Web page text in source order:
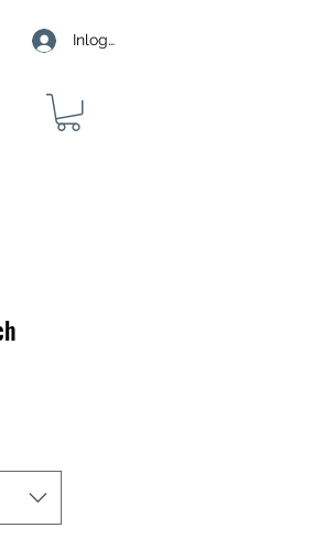
Inloggen